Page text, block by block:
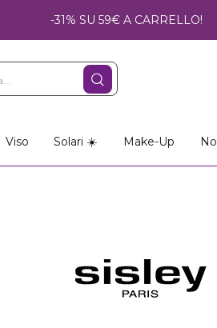
-31% SU 59€ A CARRELLO!
Viso Solari ☀️ Make-Up